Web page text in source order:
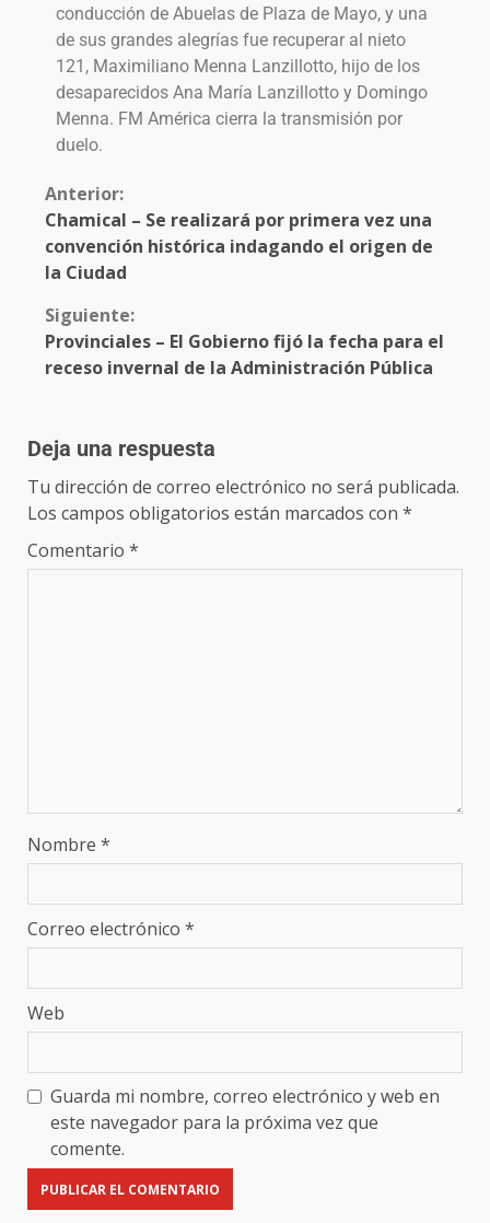
conducción de Abuelas de Plaza de Mayo, y una
de sus grandes alegrías fue recuperar al nieto
121, Maximiliano Menna Lanzillotto, hijo de los
desaparecidos Ana María Lanzillotto y Domingo
Menna. FM América cierra la transmisión por
duelo.
Anterior:
Chamical – Se realizará por primera vez una
convención histórica indagando el origen de
la Ciudad
Siguiente:
Provinciales – El Gobierno fijó la fecha para el
receso invernal de la Administración Pública
Deja una respuesta
Tu dirección de correo electrónico no será publicada.
Los campos obligatorios están marcados con *
Comentario *
Nombre *
Correo electrónico *
Web
Guarda mi nombre, correo electrónico y web en
este navegador para la próxima vez que
comente.